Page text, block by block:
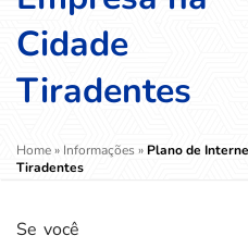
Cidade
Tiradentes
Home» Informações » Plano de
Tiradentes
Se você